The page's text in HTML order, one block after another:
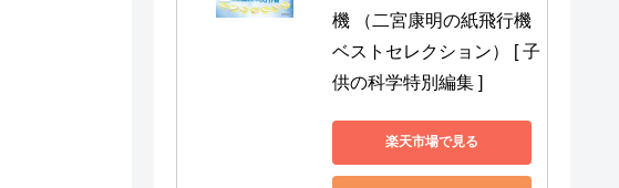
機 （二宮康明の紙飛行機
ベストセレクション） [ 子
供の科学特別編集 ]
楽天市場で見る